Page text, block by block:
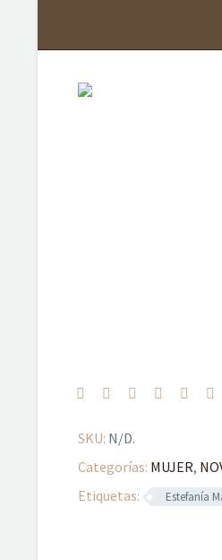
SKU: N/D.
Categorías: MUJER,
Etiquetas:
Estefanía